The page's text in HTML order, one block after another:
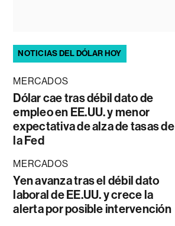
NOTICIAS DEL DÓLAR HOY
MERCADOS
Dólar cae tras débil dato de
empleo en EE.UU. y menor
expectativa de alza de tasas de
la Fed
MERCADOS
Yen avanza tras el débil dato
laboral de EE.UU. y crece la
alerta por posible intervención